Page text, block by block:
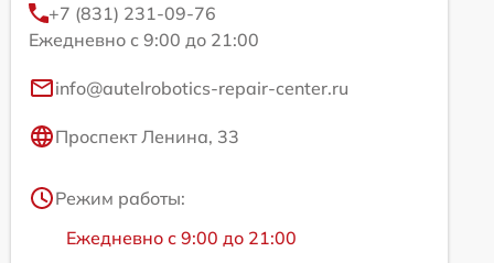
+7 (831) 231-09-76
Ежедневно с 9:00 до 21:00
info@autelrobotics-repair-center.ru
Проспект Ленина, 33
Режим работы:
Ежедневно с 9:00 до 21:00